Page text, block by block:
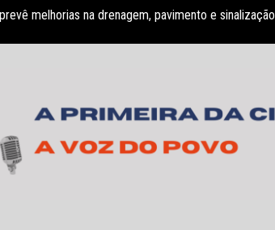
melhorias na drenagem, pavimento e sinalização